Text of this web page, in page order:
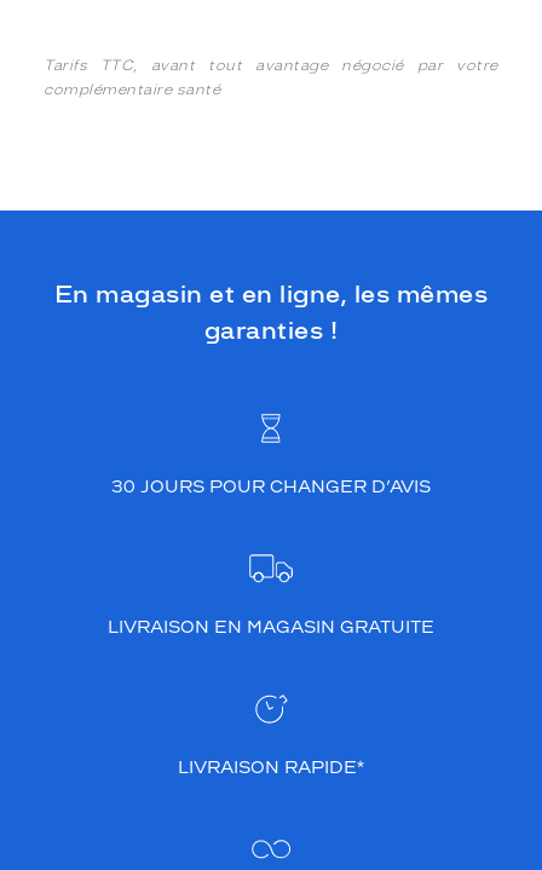
Tarifs TTC, avant tout avantage négocié par votre
complémentaire santé
En magasin et en ligne, les mêmes
garanties !
30 JOURS POUR CHANGER D’AVIS
LIVRAISON EN MAGASIN GRATUITE
LIVRAISON RAPIDE*